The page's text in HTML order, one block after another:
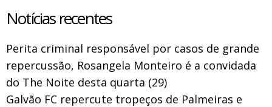
Notícias recentes
Perita criminal responsável por casos de grande
repercussão, Rosangela Monteiro é a convidada
do The Noite desta quarta (29)
Galvão FC repercute tropeços de Palmeiras e